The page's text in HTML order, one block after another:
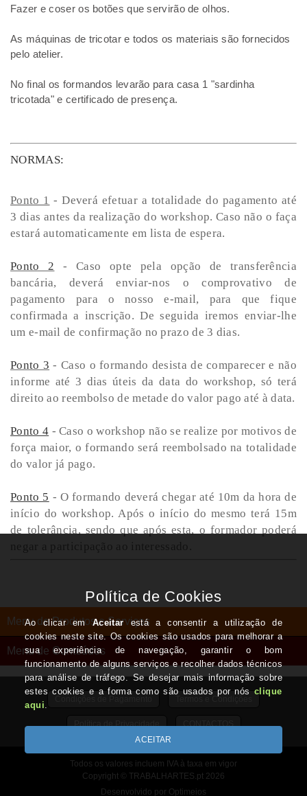
Fazer e coser os botões que servirão de olhos.
As máquinas de tricotar e todos os materiais são fornecidos
pelo atelier.
No final os formandos levarão para casa 1 "sardinha
tricotada" e certificado de presença.
NORMAS:
Ponto 1 - Deverá efetuar a totalidade do pagamento até
3 dias antes da realização do workshop. Caso não o faça
estará automaticamente em lista de espera.
Ponto 2 - Caso opte pela opção de transferência
bancária, deverá enviar-nos o comprovativo de
pagamento para o nosso e-mail, para que fique
confirmada a inscrição. De seguida iremos enviar-lhe
um e-mail de confirmação no prazo de 3 dias.
Ponto 3 - Caso o formando desista de comparecer e não
informe até 3 dias úteis da data do workshop, só terá
direito ao reembolso de metade do valor pago até à data.
Ponto 4 - Caso o workshop não se realize por motivos de
força maior, o formando será reembolsado na totalidade
do valor já pago.
Ponto 5 - O formando deverá chegar até 10m da hora de
início do workshop. Após o início do mesmo terá 15m
de tolerância, sendo que após esta, o formador poderá
Menu de Produtos e Serviços
Menu de Conteúdos
Termos e Condições
Política de Privacidade CONTACTOS
Todos os valores incluem IVA à taxa em vigor
Copyright © TRABALHARTES.pt 2026
Desenvolvido por Optimeios